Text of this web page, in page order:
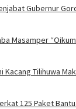
Gubernur
Masamper
Tilihuwa
125 Paket